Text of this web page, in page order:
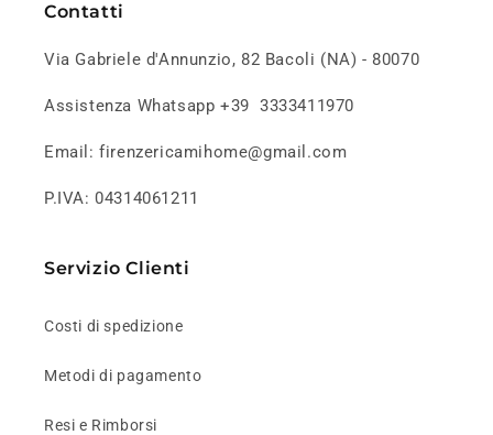
Contatti
Via Gabriele d'Annunzio, 82 Bacoli (NA) - 80070
Assistenza Whatsapp +39 3333411970
Email: firenzericamihome@gmail.com
P.IVA: 04314061211
Servizio Clienti
Costi di spedizione
Metodi di pagamento
Resi e Rimborsi